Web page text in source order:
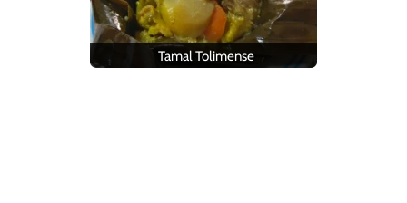
Tamal Tolimense